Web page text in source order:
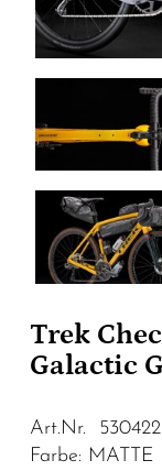
Trek
Galactic
Art.Nr.
Farbe: